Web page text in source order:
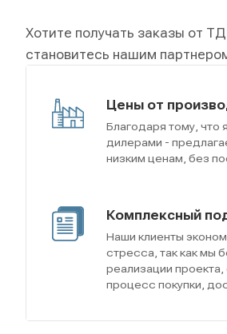
Хотите получать заказы от
становитесь нашим
Цены от
Благодаря тому,
дилерами -
низким ценам, без
Комплексный
Наши клиенты
стресса, так как мы
реализации
процесс покупки,